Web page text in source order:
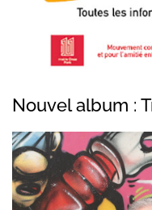
Nouvel album :